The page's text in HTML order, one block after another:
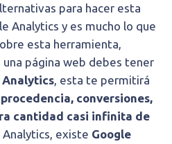
para hacer esta
Analytics y es mucho lo que
esta herramienta,
página web debes tener
Analytics, esta te permitirá
conversiones,
cantidad casi infinita de
existe Google